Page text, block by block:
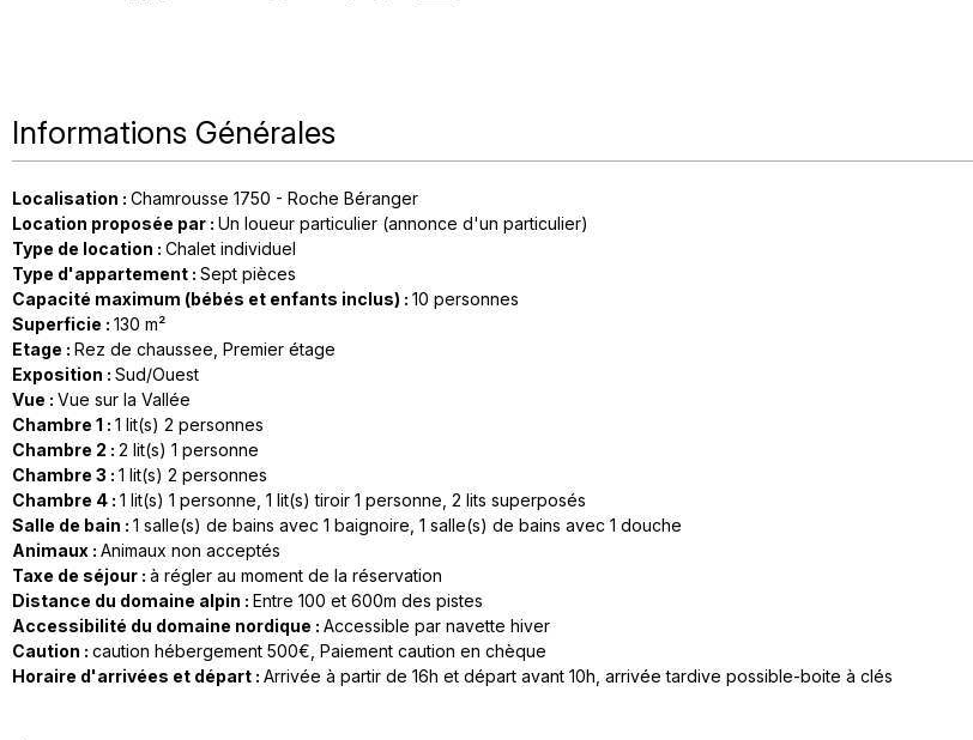
Informations Générales
Localisation : Chamrousse 1750 - Roche Béranger
Location proposée par : Un loueur particulier (annonce d'un particulier)
Type de location : Chalet individuel
Type d'appartement : Sept pièces
Capacité maximum (bébés et enfants inclus) : 10 personnes
Superficie : 130 m²
Etage : Rez de chaussee Premier étage
Exposition : Sud/Ouest
Vue : Vue sur la Vallée
Chambre 1 : 1 lit(s) 2 personnes
Chambre 2 : 2 lit(s) 1 personne
Chambre 3 : 1 lit(s) 2 personnes
Chambre 4 : 1 lit(s) 1 personne 1 lit(s) tiroir 1 personne 2 lits superposés
Salle de bain : 1 salle(s) de bains avec 1 baignoire 1 salle(s) de bains avec 1 douche
Animaux : Animaux non acceptés
Taxe de séjour : à régler au moment de la réservation
Distance du domaine alpin : Entre 100 et 600m des pistes
Accessibilité du domaine nordique : Accessible par navette hiver
Caution : caution hébergement 500€ Paiement caution en chèque
Horaire d'arrivées et départ : Arrivée à partir de 16h et départ avant 10h arrivée tardive possible-boite à clés